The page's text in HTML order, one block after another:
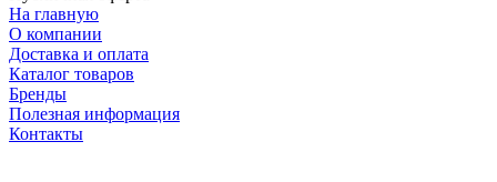
На главную
О компании
Доставка и оплата
Каталог товаров
Бренды
Полезная информация
Контакты